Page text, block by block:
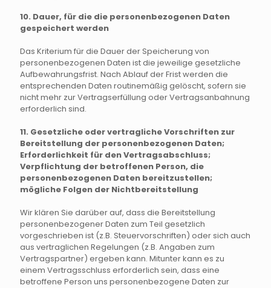
10. Dauer, für die die personenbezogenen Daten
gespeichert werden
Das Kriterium für die Dauer der Speicherung von
personenbezogenen Daten ist die jeweilige gesetzliche
Aufbewahrungsfrist. Nach Ablauf der Frist werden die
entsprechenden Daten routinemäßig gelöscht, sofern sie
nicht mehr zur Vertragserfüllung oder Vertragsanbahnung
erforderlich sind.
11. Gesetzliche oder vertragliche Vorschriften zur
Bereitstellung der personenbezogenen Daten;
Erforderlichkeit für den Vertragsabschluss;
Verpflichtung der betroffenen Person, die
personenbezogenen Daten bereitzustellen;
mögliche Folgen der Nichtbereitstellung
Wir klären Sie darüber auf, dass die Bereitstellung
personenbezogener Daten zum Teil gesetzlich
vorgeschrieben ist (z.B. Steuervorschriften) oder sich auch
aus vertraglichen Regelungen (z.B. Angaben zum
Vertragspartner) ergeben kann. Mitunter kann es zu
einem Vertragsschluss erforderlich sein, dass eine
betroffene Person uns personenbezogene Daten zur